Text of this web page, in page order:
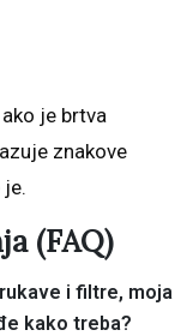
je brtva
znakove
(FAQ)
i filtre, moja
kako treba?